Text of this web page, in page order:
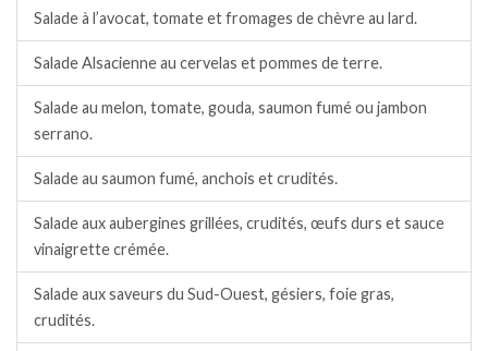
Salade à l’avocat, tomate et fromages de chèvre au lard.
Salade Alsacienne au cervelas et pommes de terre.
Salade au melon, tomate, gouda, saumon fumé ou jambon
serrano.
Salade au saumon fumé, anchois et crudités.
Salade aux aubergines grillées, crudités, œufs durs et sauce
vinaigrette crémée.
Salade aux saveurs du Sud-Ouest, gésiers, foie gras,
crudités.